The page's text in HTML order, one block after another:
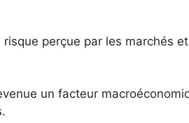
perçue par les marchés
un facteur